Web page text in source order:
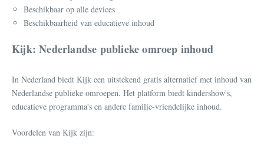
Beschikbaar op alle devices
Beschikbaarheid van educatieve inhoud
Kijk: Nederlandse publieke omroep inhoud
In Nederland biedt Kijk een uitstekend gratis alternatief met inhoud van
Nederlandse publieke omroepen. Het platform biedt kindershow's,
educatieve programma's en andere familie-vriendelijke inhoud.
Voordelen van Kijk zijn: